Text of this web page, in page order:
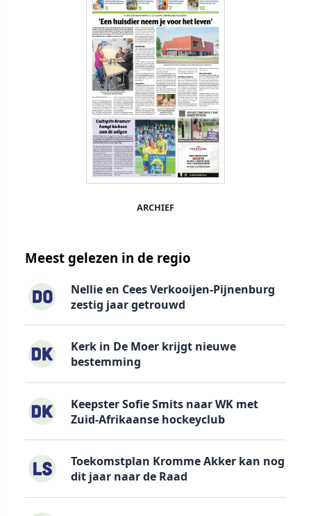
ARCHIEF
Meest gelezen in de regio
Nellie en Cees Verkooijen-Pijnenburg
zestig jaar getrouwd
Kerk in De Moer krijgt nieuwe
bestemming
Keepster Sofie Smits naar WK met
Zuid-Afrikaanse hockeyclub
Toekomstplan Kromme Akker kan nog
dit jaar naar de Raad